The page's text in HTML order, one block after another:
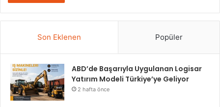
Son Eklenen Popüler
ABD’de Başarıyla Uygulanan Logisar
Yatırım Modeli Türkiye’ye Geliyor
2 hafta önce